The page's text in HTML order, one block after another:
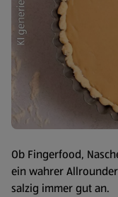
Ob Fingerfood,
ein wahrer
salzig immer gut an.